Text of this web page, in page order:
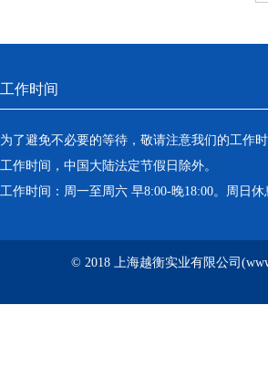
工作时间
为了避免不必要的等待，敬请注意我们的工作
工作时间，中国大陆法定节假日除外。
工作时间：周一至周六 早8:00-晚18:00。周日休
© 2018 上海越衡实业有限公司